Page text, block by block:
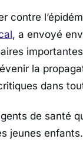
contre
, a envoyé
la
dans
de santé
jeunes